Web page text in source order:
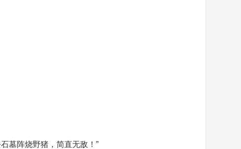
墓阵烧野猪，简直无敌！”